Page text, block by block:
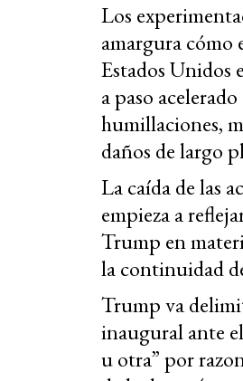
Los
amargura
Estados Unidos
a paso
humillaciones,
daños de largo
La caída de las
empieza a
Trump en
la continuidad
Trump va
inaugural ante
u otra” por